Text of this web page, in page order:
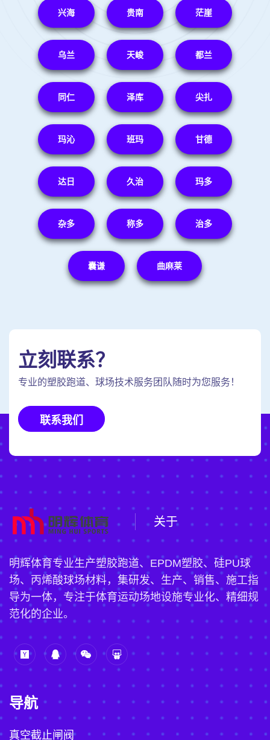
兴海 贵南 茫崖
乌兰 天峻 都兰
同仁 泽库 尖扎
玛沁 班玛 甘德
达日 久治 玛多
杂多 称多 治多
囊谦 曲麻莱
立刻联系？
专业的塑胶跑道、球场技术服务团队随时为您服务！
联系我们
关于
明辉体育专业生产塑胶跑道、EPDM塑胶、硅PU球
场、丙烯酸球场材料，集研发、生产、销售、施工指
导为一体，专注于体育运动场地设施专业化、精细规
范化的企业。
导航
真空截止闸阀